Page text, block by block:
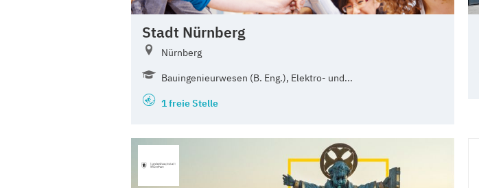
Stadt Nürnberg
Nürnberg
Bauingenieurwesen (B. Eng.), Elektro- und...
1 freie Stelle